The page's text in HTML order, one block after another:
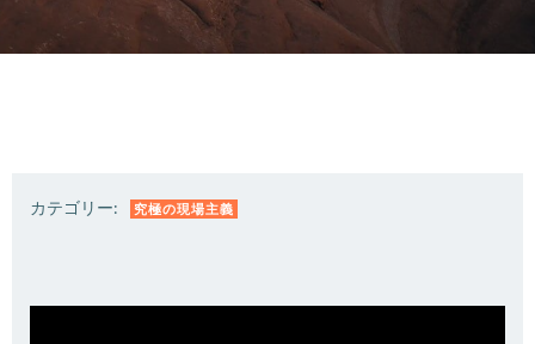
カテゴリー: 究極の現場主義